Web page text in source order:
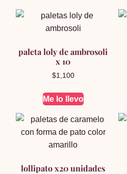
paleta loly de ambrosoli
x 10
$1,100
Me lo llevo
lollipato x20 unidades